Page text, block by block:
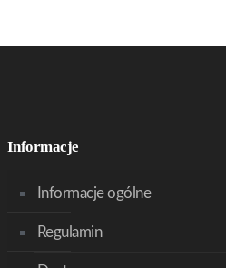
Informacje
Informacje ogólne
Regulamin